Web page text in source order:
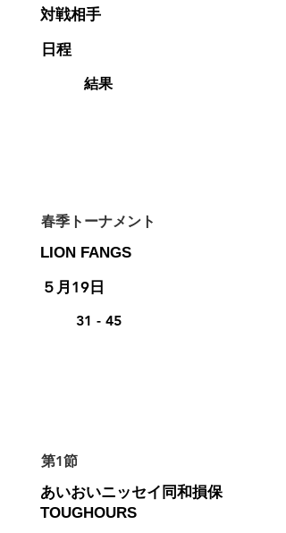
対戦相手
日程
​結果
​春季トーナメント
LION FANGS
５月19日
31 - 45
第1節
​あいおいニッセイ同和損保
TOUGHOURS